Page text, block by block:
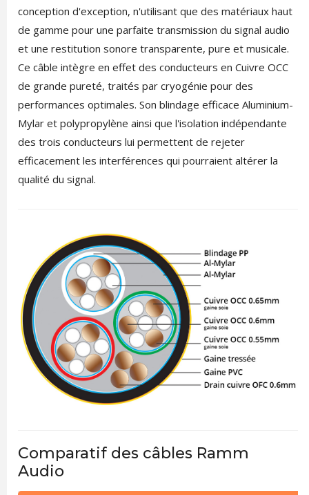
conception d'exception, n'utilisant que des matériaux haut
de gamme pour une parfaite transmission du signal audio
et une restitution sonore transparente, pure et musicale.
Ce câble intègre en effet des conducteurs en Cuivre OCC
de grande pureté, traités par cryogénie pour des
performances optimales. Son blindage efficace Aluminium-
Mylar et polypropylène ainsi que l'isolation indépendante
des trois conducteurs lui permettent de rejeter
efficacement les interférences qui pourraient altérer la
qualité du signal.
Comparatif des câbles Ramm
Audio